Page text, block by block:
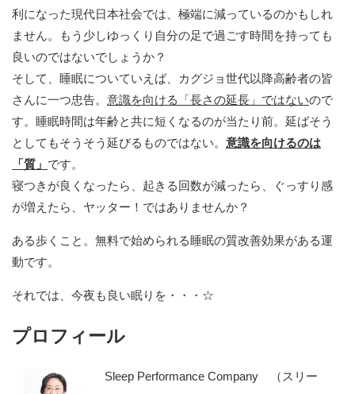
利になった現代日本社会では、極端に減っているのかもしれ
ません。もう少しゆっくり自分の足で過ごす時間を持っても
良いのではないでしょうか？
そして、睡眠についていえば、カグジョ世代以降高齢者の皆
さんに一つ忠告。 意識を向ける「長さの延長」ではないので
す。睡眠時間は年齢と共に短くなるのが当たり前。延ばそう
としてもそうそう延びるものではない。 意識を向けるのは
「質」 です。
寝つきが良くなったら、起きる回数が減ったら、ぐっすり感
が増えたら、ヤッター！ではありませんか？
ある歩くこと。無料で始められる睡眠の質改善効果がある運
動です。
それでは、今夜も良い眠りを・・・☆
プロフィール
Sleep Performance Company （スリー